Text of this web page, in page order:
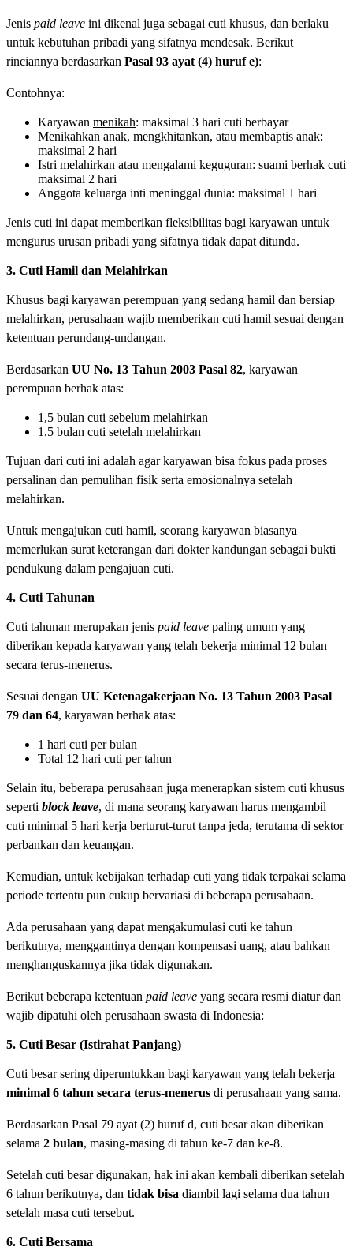
Jenis paid leave ini dikenal juga sebagai cuti khusus, dan berlaku
untuk kebutuhan pribadi yang sifatnya mendesak. Berikut
rinciannya berdasarkan Pasal 93 ayat (4) huruf e):
Contohnya:
Karyawan menikah: maksimal 3 hari cuti berbayar
Menikahkan anak, mengkhitankan, atau membaptis anak:
maksimal 2 hari
Istri melahirkan atau mengalami keguguran: suami berhak cuti
maksimal 2 hari
Anggota keluarga inti meninggal dunia: maksimal 1 hari
Jenis cuti ini dapat memberikan fleksibilitas bagi karyawan untuk
mengurus urusan pribadi yang sifatnya tidak dapat ditunda.
3. Cuti Hamil dan Melahirkan
Khusus bagi karyawan perempuan yang sedang hamil dan bersiap
melahirkan, perusahaan wajib memberikan cuti hamil sesuai dengan
ketentuan perundang-undangan.
Berdasarkan UU No. 13 Tahun 2003 Pasal 82, karyawan
perempuan berhak atas:
1,5 bulan cuti sebelum melahirkan
1,5 bulan cuti setelah melahirkan
Tujuan dari cuti ini adalah agar karyawan bisa fokus pada proses
persalinan dan pemulihan fisik serta emosionalnya setelah
melahirkan.
Untuk mengajukan cuti hamil, seorang karyawan biasanya
memerlukan surat keterangan dari dokter kandungan sebagai bukti
pendukung dalam pengajuan cuti.
4. Cuti Tahunan
Cuti tahunan merupakan jenis paid leave paling umum yang
diberikan kepada karyawan yang telah bekerja minimal 12 bulan
secara terus-menerus.
Sesuai dengan UU Ketenagakerjaan No. 13 Tahun 2003 Pasal
79 dan 64, karyawan berhak atas:
1 hari cuti per bulan
Total 12 hari cuti per tahun
Selain itu, beberapa perusahaan juga menerapkan sistem cuti khusus
seperti block leave, di mana seorang karyawan harus mengambil
cuti minimal 5 hari kerja berturut-turut tanpa jeda, terutama di sektor
perbankan dan keuangan.
Kemudian, untuk kebijakan terhadap cuti yang tidak terpakai selama
periode tertentu pun cukup bervariasi di beberapa perusahaan.
Ada perusahaan yang dapat mengakumulasi cuti ke tahun
berikutnya, menggantinya dengan kompensasi uang, atau bahkan
menghanguskannya jika tidak digunakan.
Berikut beberapa ketentuan paid leave yang secara resmi diatur dan
wajib dipatuhi oleh perusahaan swasta di Indonesia:
5. Cuti Besar (Istirahat Panjang)
Cuti besar sering diperuntukkan bagi karyawan yang telah bekerja
minimal 6 tahun secara terus-menerus di perusahaan yang sama.
Berdasarkan Pasal 79 ayat (2) huruf d, cuti besar akan diberikan
selama 2 bulan, masing-masing di tahun ke-7 dan ke-8.
Setelah cuti besar digunakan, hak ini akan kembali diberikan setelah
6 tahun berikutnya, dan tidak bisa diambil lagi selama dua tahun
setelah masa cuti tersebut.
6. Cuti Bersama